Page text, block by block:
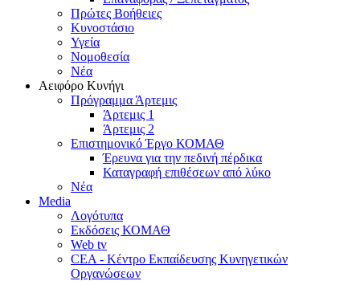
Πρώτες Βοήθειες
Κυνοστάσιο
Υγεία
Νομοθεσία
Νέα
Αειφόρο Κυνήγι
Πρόγραμμα Άρτεμις
Άρτεμις 1
Άρτεμις 2
Επιστημονικό Έργο ΚΟΜΑΘ
Έρευνα για την πεδινή πέρδικα
Καταγραφή επιθέσεων από λύκο
Νέα
Media
Λογότυπα
Εκδόσεις ΚΟΜΑΘ
Web tv
CEA - Κέντρο Εκπαίδευσης Κυνηγετικών
Οργανώσεων